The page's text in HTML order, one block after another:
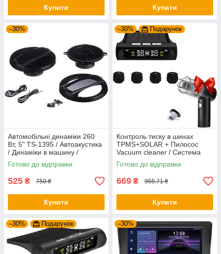
Купити Купити
–30%
Автомобільні динаміки 260
Вт, 5" TS-1395 / Автоакустика
/ Динаміки в машину /
Колонки в авто
Готово до відправки
525 ₴ 750 ₴
Купити
–30% Подарунок
Контроль тиску в шинах
TPMS+SOLAR + Пилосос
Vacuum cleaner / Система
контролю тиску та
температури
Готово до відправки
669 ₴ 955,71 ₴
Купити
–30% Подарунок –30%